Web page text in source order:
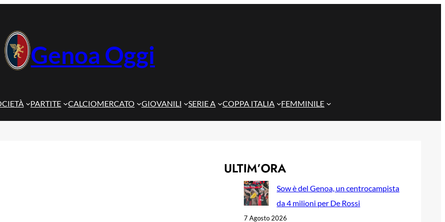
Genoa Oggi
PARTITE CALCIOMERCATO GIOVANILI SERIE A COPPA ITALIA FEMMINILE
ULTIM’ORA
Sow è del Genoa, un centrocampista
da 4 milioni per De Rossi
7 Agosto 2026